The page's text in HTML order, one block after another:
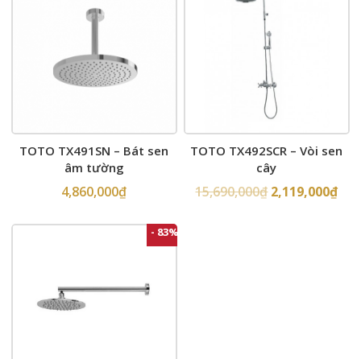
TOTO TX491SN – Bát sen
âm tường
4,860,000₫
TOTO TX492SCR – Vòi sen
cây
15,690,000₫ 2,119,000₫
- 83%